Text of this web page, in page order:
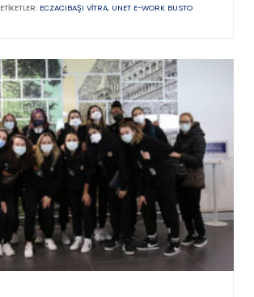
ETIKETLER: ECZACIBAŞI VITRA, UNET E-WORK BUSTO